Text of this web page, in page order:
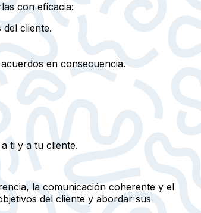
con eficacia:
cliente.
en consecuencia.
ti y a tu cliente.
la comunicación coherente y el
del cliente y abordar sus